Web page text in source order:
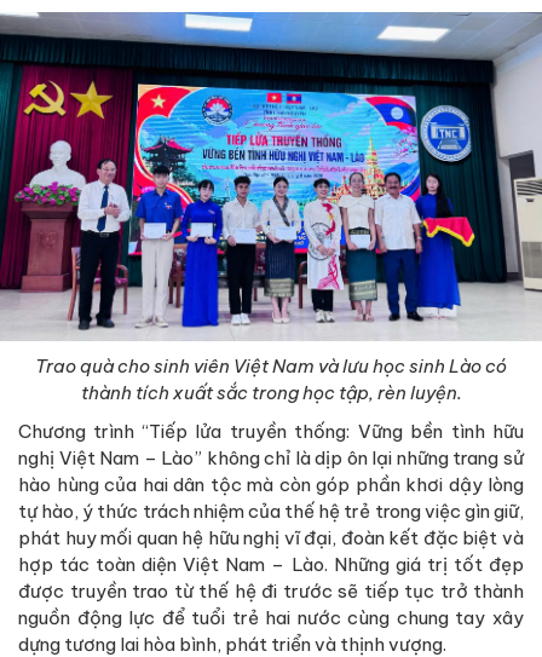
Trao quà cho sinh viên Việt Nam và lưu học sinh Lào có
thành tích xuất sắc trong học tập, rèn luyện.
Chương trình “Tiếp lửa truyền thống: Vững bền tình hữu
nghị Việt Nam – Lào” không chỉ là dịp ôn lại những trang sử
hào hùng của hai dân tộc mà còn góp phần khơi dậy lòng
tự hào, ý thức trách nhiệm của thế hệ trẻ trong việc gìn giữ,
phát huy mối quan hệ hữu nghị vĩ đại, đoàn kết đặc biệt và
hợp tác toàn diện Việt Nam – Lào. Những giá trị tốt đẹp
được truyền trao từ thế hệ đi trước sẽ tiếp tục trở thành
nguồn động lực để tuổi trẻ hai nước cùng chung tay xây
dựng tương lai hòa bình, phát triển và thịnh vượng.